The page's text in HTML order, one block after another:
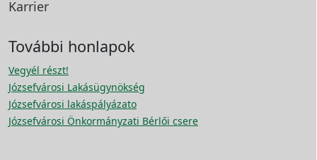
Karrier
További honlapok
Vegyél részt!
Józsefvárosi Lakásügynökség
Józsefvárosi lakáspályázato
Józsefvárosi Önkormányzati Bérlői csere